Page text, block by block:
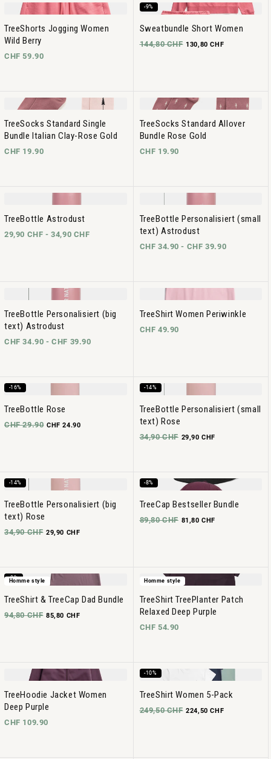
TreeShorts Jogging Women
Wild Berry
CHF 59.90
-9%
Sweatbundle Short Women
144,80 CHF 130,80 CHF
TreeSocks Standard Single
Bundle Italian Clay-Rose Gold
CHF 19.90
TreeSocks Standard Allover
Bundle Rose Gold
CHF 19.90
TreeBottle Astrodust
29,90 CHF -34,90 CHF
TreeBottle Personalisiert (small
text) Astrodust
CHF 34.90 - CHF 39.90
TreeBottle Personalisiert (big
text) Astrodust
CHF 34.90 -CHF 39.90
TreeShirt Women Periwinkle
CHF 49.90
-16%
TreeBottle Rose
CHF 29.90 CHF 24.90
-14%
TreeBottle Personalisiert (small
text) Rose
34,90 CHF 29,90 CHF
-14%
TreeBottle Personalisiert (big
text) Rose
34,90 CHF 29,90 CHF
-8%
TreeCap Bestseller Bundle
89,80 CHF 81,80 CHF
-9%
Homme style
TreeShirt & TreeCap Dad Bundle
94,80 CHF 85,80 CHF
Homme style
TreeShirt TreePlanter Patch
Relaxed Deep Purple
CHF 54.90
TreeHoodie Jacket Women
Deep Purple
CHF 109.90
-10%
TreeShirt Women 5-Pack
249,50 CHF 224,50 CHF